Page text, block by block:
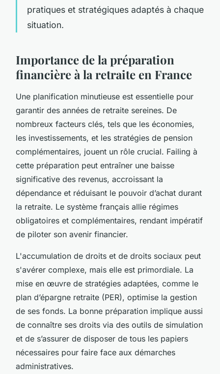
pratiques et stratégiques adaptés à chaque
situation.
Importance de la préparation
financière à la retraite en France
Une planification minutieuse est essentielle pour
garantir des années de retraite sereines. De
nombreux facteurs clés, tels que les économies,
les investissements, et les stratégies de pension
complémentaires, jouent un rôle crucial. Failing à
cette préparation peut entraîner une baisse
significative des revenus, accroissant la
dépendance et réduisant le pouvoir d’achat durant
la retraite. Le système français allie régimes
obligatoires et complémentaires, rendant impératif
de piloter son avenir financier.
L'accumulation de droits et de droits sociaux peut
s'avérer complexe, mais elle est primordiale. La
mise en œuvre de stratégies adaptées, comme le
plan d’épargne retraite (PER), optimise la gestion
de ses fonds. La bonne préparation implique aussi
de connaître ses droits via des outils de simulation
et de s’assurer de disposer de tous les papiers
nécessaires pour faire face aux démarches
administratives.